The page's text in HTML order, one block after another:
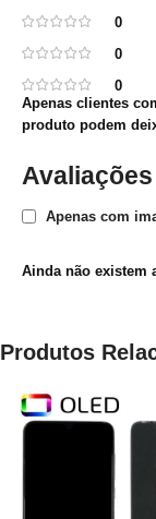
0
0
0
Avaliações
Apenas com
Ainda não existem
Apenas clientes
produto podem
Produtos